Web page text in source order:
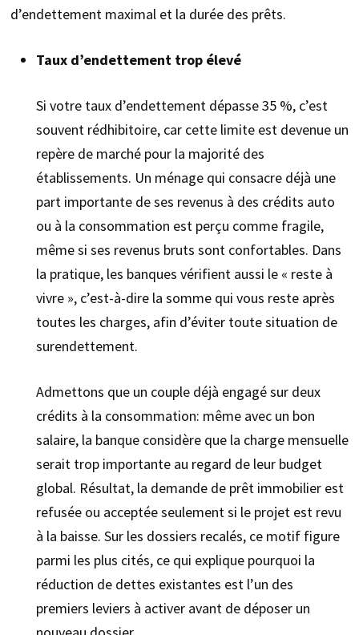
d’endettement maximal et la durée des prêts.
Taux d’endettement trop élevé
Si votre taux d’endettement dépasse 35 %, c’est
souvent rédhibitoire, car cette limite est devenue un
repère de marché pour la majorité des
établissements. Un ménage qui consacre déjà une
part importante de ses revenus à des crédits auto
ou à la consommation est perçu comme fragile,
même si ses revenus bruts sont confortables. Dans
la pratique, les banques vérifient aussi le « reste à
vivre », c’est-à-dire la somme qui vous reste après
toutes les charges, afin d’éviter toute situation de
surendettement.
Admettons que un couple déjà engagé sur deux
crédits à la consommation: même avec un bon
salaire, la banque considère que la charge mensuelle
serait trop importante au regard de leur budget
global. Résultat, la demande de prêt immobilier est
refusée ou acceptée seulement si le projet est revu
à la baisse. Sur les dossiers recalés, ce motif figure
parmi les plus cités, ce qui explique pourquoi la
réduction de dettes existantes est l’un des
premiers leviers à activer avant de déposer un